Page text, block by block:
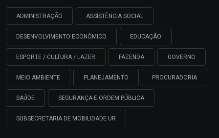
ADMINISTRAÇÃO ASSISTÊNCIA SOCIAL
DESENVOLVIMENTO ECONÔMICO EDUCAÇÃO
ESPORTE / CULTURA / LAZER FAZENDA GOVERNO
MEIO AMBIENTE PLANEJAMENTO PROCURADORIA
SAÚDE SEGURANÇA E ORDEM PÚBLICA
SUBSECRETARIA DE MOBILIDADE UR